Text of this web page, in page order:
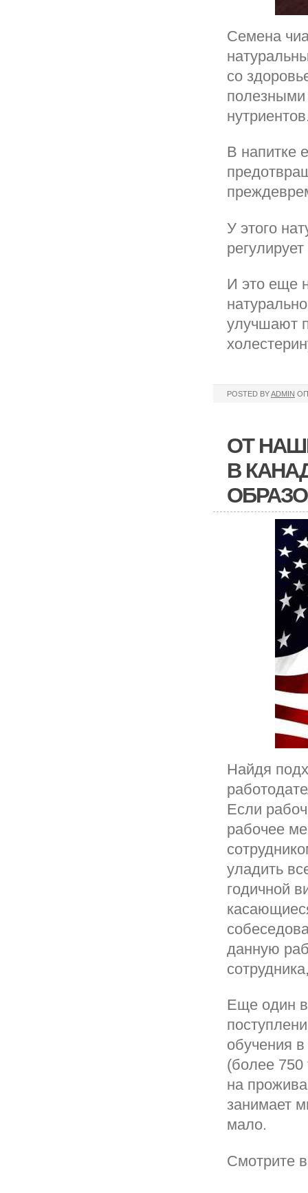
Семена
со
полезными
В напитке
У этого
И это еще
улучшают
POSTED BYADMIN
ОТ
В
Найдя
Если
рабочее
уладить
годичной
данную
Еще один
обучения
(более 750
на
занимает
мало.
Смотрите